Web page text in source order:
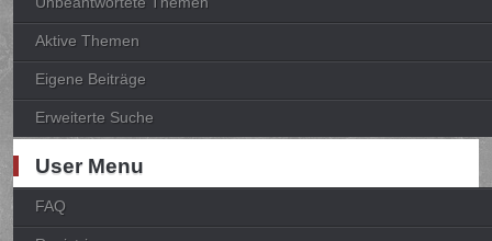
Aktive Themen
Eigene Beiträge
Erweiterte Suche
User Menu
FAQ